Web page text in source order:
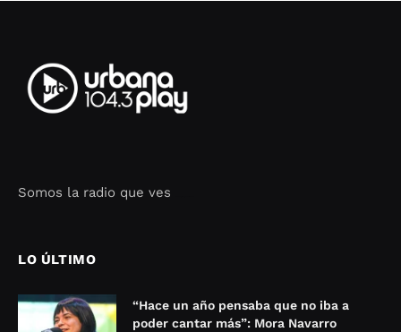
Somos la radio que ves
LO ÚLTIMO
“Hace un año pensaba que no iba a
poder cantar más”: Mora Navarro